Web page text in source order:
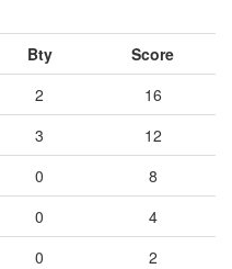
Bty
Score
2
16
3
12
0
8
0
4
0
2